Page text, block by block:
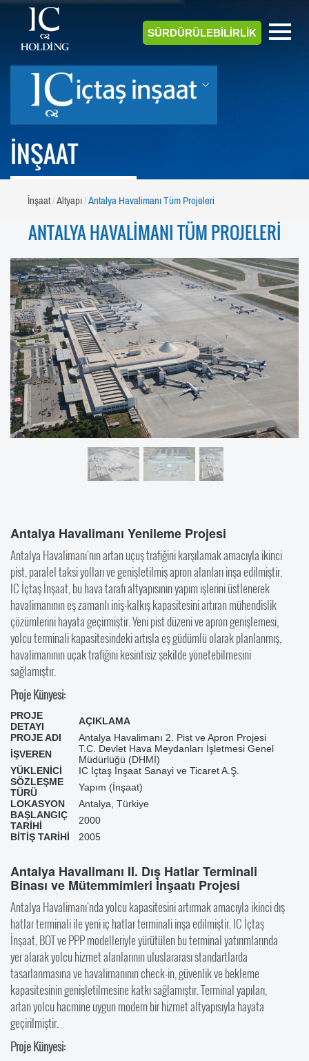
SÜRDÜRÜLEBİLİRLİK
İNŞAAT
İnşaat Altyapı Antalya Havalimanı Tüm Projeleri
ANTALYA HAVALİMANI TÜM PROJELERİ
Antalya Havalimanı Yenileme Projesi
Antalya Havalimanı'nın artan uçuş trafiğini karşılamak amacıyla ikinci
pist, paralel taksi yolları ve genişletilmiş apron alanları inşa edilmiştir.
IC İçtaş İnşaat, bu hava tarafı altyapısının yapım işlerini üstlenerek
havalimanının eş zamanlı iniş-kalkış kapasitesini artıran mühendislik
çözümlerini hayata geçirmiştir. Yeni pist düzeni ve apron genişlemesi,
yolcu terminali kapasitesindeki artışla eş güdümlü olarak planlanmış,
havalimanının uçak trafiğini kesintisiz şekilde yönetebilmesini
sağlamıştır.
Proje Künyesi:
PROJE
DETAYI
AÇIKLAMA
PROJE ADI
Antalya Havalimanı 2. Pist ve Apron Projesi
İŞVEREN
T.C. Devlet Hava Meydanları İşletmesi Genel
Müdürlüğü (DHMİ)
YÜKLENİCİ
IC İçtaş İnşaat Sanayi ve Ticaret A.Ş.
SÖZLEŞME
TÜRÜ
Yapım (İnşaat)
LOKASYON
Antalya, Türkiye
BAŞLANGIÇ
TARİHİ
2000
BİTİŞ TARİHİ
2005
Antalya Havalimanı II. Dış Hatlar Terminali
Binası ve Mütemmimleri İnşaatı Projesi
Antalya Havalimanı'nda yolcu kapasitesini artırmak amacıyla ikinci dış
hatlar terminali ile yeni iç hatlar terminali inşa edilmiştir. IC İçtaş
İnşaat, BOT ve PPP modelleriyle yürütülen bu terminal yatırımlarında
yer alarak yolcu hizmet alanlarının uluslararası standartlarda
tasarlanmasına ve havalimanının check-in, güvenlik ve bekleme
kapasitesinin genişletilmesine katkı sağlamıştır. Terminal yapıları,
artan yolcu hacmine uygun modern bir hizmet altyapısıyla hayata
geçirilmiştir.
Proje Künyesi: